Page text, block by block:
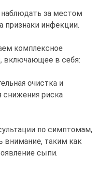
за местом
признаки инфекции.
комплексное
включающее в себя:
очистка и
снижения риска
по симптомам,
внимание, таким как
сыпи.